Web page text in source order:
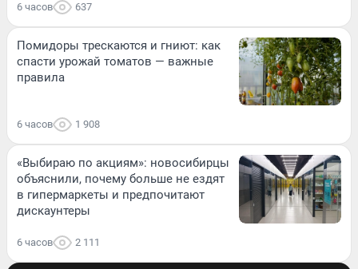
6 часов 637
Помидоры трескаются и гниют: как
спасти урожай томатов — важные
правила
6 часов 1 908
«Выбираю по акциям»: новосибирцы
объяснили, почему больше не ездят
в гипермаркеты и предпочитают
дискаунтеры
6 часов 2 111